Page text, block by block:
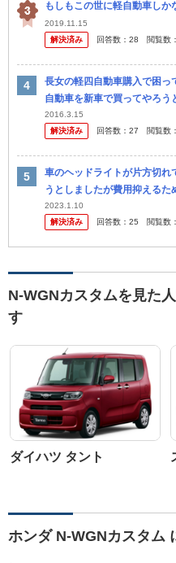
もしもこの世に軽自動車しか
2019.11.15
解決済み
回答数： 28 閲覧数：
長女の軽四自動車購入で困っ
自動車を新車で買ってやろう
ってきた経験もありいくつも
リセーリ...
2016.3.15
解決済み
回答数： 27 閲覧数：
車のヘッドライトが片方切れ
うとしましたが費用抑えるた
ouTubeなどで調べてるので
2023.1.10
解決済み
回答数： 25 閲覧数：
N-WGNカスタムを見た
す
ダイハツ タント
ホンダ N-WGNカスタム